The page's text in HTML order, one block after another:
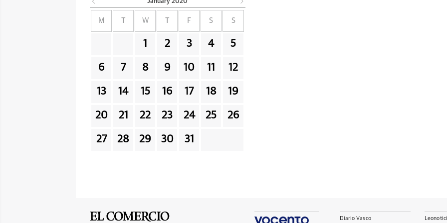
M W F S S
1 2 3 4 5
6 7 8 9 10 11 12
13 14 15 16 17 18 19
20 21 22 23 24 25 26
27 28 29 30 31
Diario Vasco